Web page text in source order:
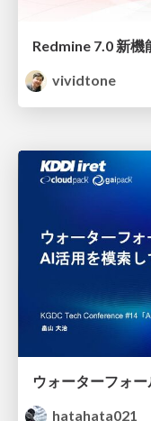
vividtone
hatahata021